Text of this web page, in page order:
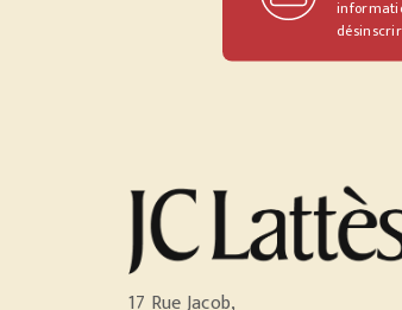
17 Rue Jacob,